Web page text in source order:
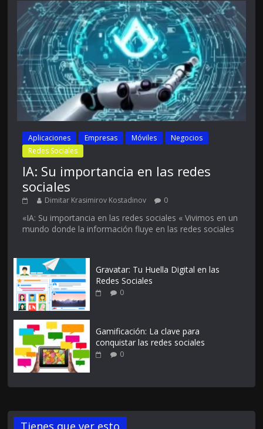
Aplicaciones Empresas Móviles
Negocios
Redes Sociales
IA: Su importancia en las redes
sociales
Dimitar Krasimirov Kostadinov 0
«IA: Su importancia en las redes sociales « Vivimos en un
mundo donde la información fluye en las redes sociales
Gravatar: Tu Huella Digital en las
Redes Sociales
0
Gamificación: La clave para
conquistar las redes sociales
0
Tienes que ver esto